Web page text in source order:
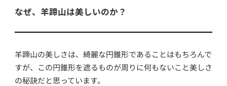
なぜ、羊蹄山は美しいのか？
羊蹄山の美しさは、綺麗な円錐形であることはもちろんで
すが、この円錐形を遮るものが周りに何もないこと美しさ
の秘訣だと思っています。